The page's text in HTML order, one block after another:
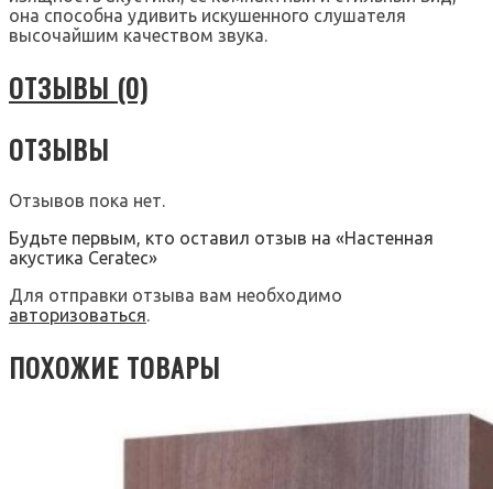
она способна удивить искушенного слушателя
высочайшим качеством звука.
ОТЗЫВЫ (0)
ОТЗЫВЫ
Отзывов пока нет.
Будьте первым, кто оставил отзыв на «Настенная
акустика Ceratec»
Для отправки отзыва вам необходимо
авторизоваться.
ПОХОЖИЕ ТОВАРЫ